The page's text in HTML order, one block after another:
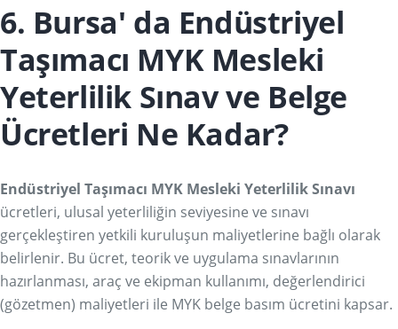
6. Bursa' da Endüstriyel
Taşımacı MYK Mesleki
Yeterlilik Sınav ve Belge
Ücretleri Ne Kadar?
Endüstriyel Taşımacı MYK Mesleki Yeterlilik Sınavı
ücretleri, ulusal yeterliliğin seviyesine ve sınavı
gerçekleştiren yetkili kuruluşun maliyetlerine bağlı olarak
belirlenir. Bu ücret, teorik ve uygulama sınavlarının
hazırlanması, araç ve ekipman kullanımı, değerlendirici
(gözetmen) maliyetleri ile MYK belge basım ücretini kapsar.